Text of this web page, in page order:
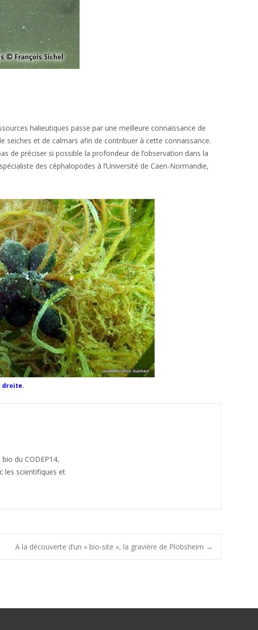
halieutiques passe par une meilleure connaissance de
seiches et de calmars afin de contribuer à cette connaissance.
de préciser si possible la profondeur de l’observation dans la
des céphalopodes à l’Université de Caen-Normandie,
droite.
du CODEP14,
les scientifiques et
A la découverte d’un « bio-site », la gravière de Plobsheim →